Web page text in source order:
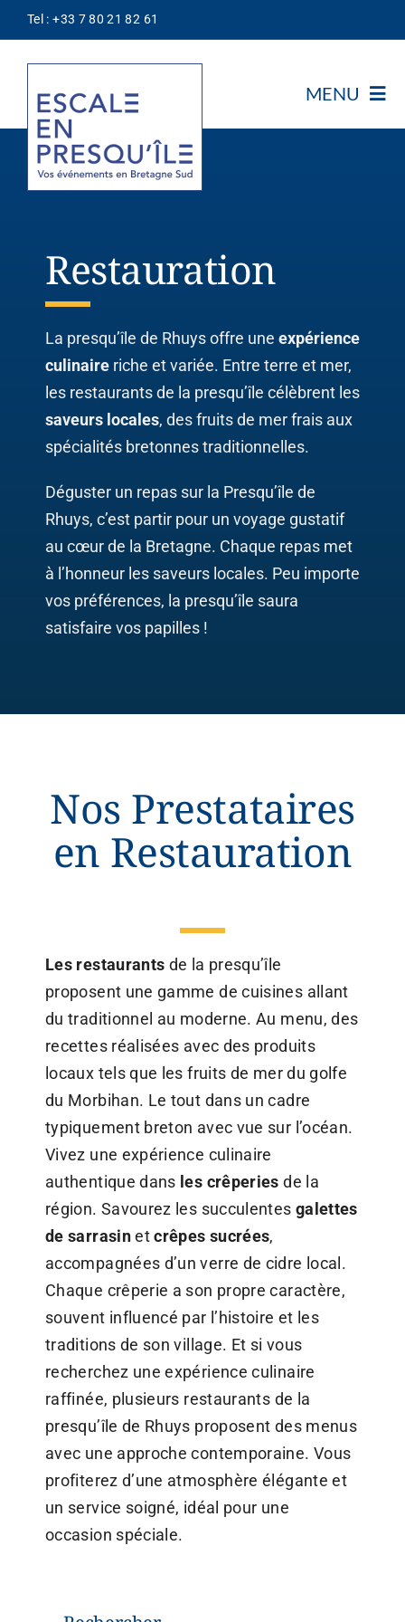
Passer
au
contenu
Tel : +33 7 80 21 82 61
MENU
Notre Association
Les Prestataires
Nos Offres
Thématiques
Restauration
La presqu’île de Rhuys offre une expérience
culinaireriche et variée. Entre terre et mer,
les restaurants de la presqu’île célèbrent les
saveurs locales, des fruits de mer frais aux
spécialités bretonnes traditionnelles.
Déguster un repas sur la Presqu’île de
Rhuys, c’est partir pour un voyage gustatif
au cœur de la Bretagne. Chaque repas met
à l’honneur les saveurs locales. Peu importe
vos préférences, la presqu’île saura
satisfaire vos papilles !
Nos Prestataires
en Restauration
Les restaurants de la presqu’île
proposent une gamme de cuisines allant
du traditionnel au moderne. Au menu, des
recettes réalisées avec des produits
locaux tels que les fruits de mer du golfe
du Morbihan. Le tout dans un cadre
typiquement breton avec vue sur l’océan.
Vivez une expérience culinaire
authentique dans les crêperies de la
région. Savourez les succulentes galettes
de sarrasinetcrêpes sucrées,
accompagnées d’un verre de cidre local.
Chaque crêperie a son propre caractère,
souvent influencé par l’histoire et les
traditions de son village. Et si vous
recherchez une expérience culinaire
raffinée, plusieurs restaurants de la
presqu’île de Rhuys proposent des menus
avec une approche contemporaine. Vous
profiterez d’une atmosphère élégante et
un service soigné, idéal pour une
occasion spéciale.